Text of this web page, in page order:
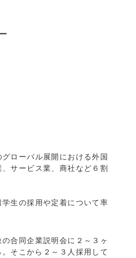
ローバル展開における外国
サービス業、商社など６割
生の採用や定着について率
合同企業説明会に２～３ヶ
そこから２～３人採用して